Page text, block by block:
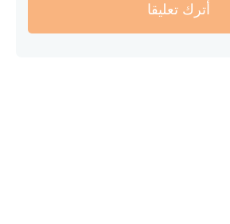
أترك تعليقا